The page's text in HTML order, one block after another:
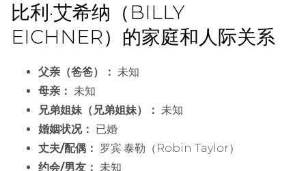
比利·艾希纳（BILLY
EICHNER）的家庭和人际关系
父亲（爸爸）： 未知
母亲： 未知
兄弟姐妹（兄弟姐妹）： 未知
婚姻状况： 已婚
丈夫/配偶： 罗宾·泰勒（Robin Taylor）
约会/男友： 未知